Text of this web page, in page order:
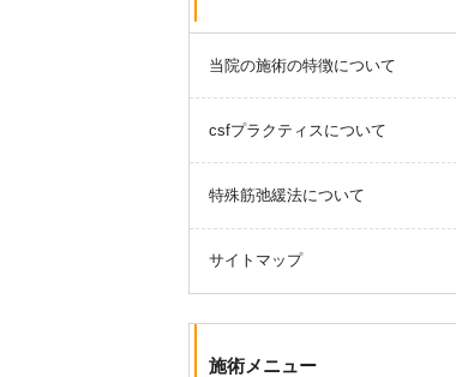
当院の施術の特徴について
csfプラクティスについて
特殊筋弛緩法について
サイトマップ
施術メニュー